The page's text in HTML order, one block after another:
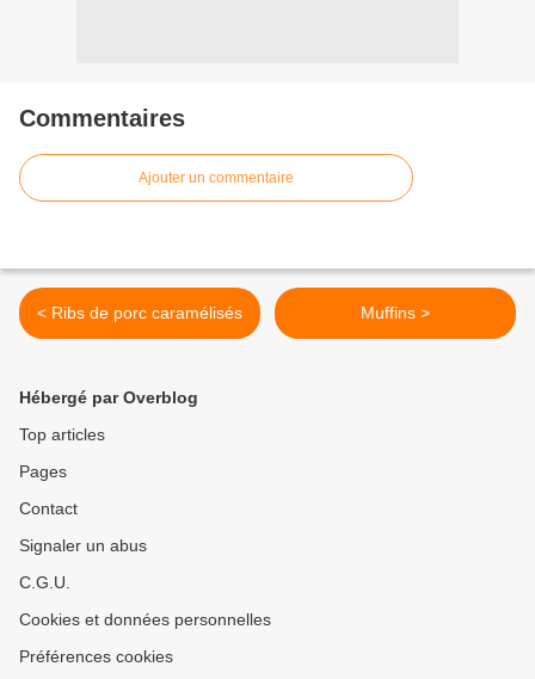
Commentaires
Ajouter un commentaire
< Ribs de porc caramélisés Muffins >
Hébergé par Overblog
Top articles
Pages
Contact
Signaler un abus
C.G.U.
Cookies et données personnelles
Préférences cookies